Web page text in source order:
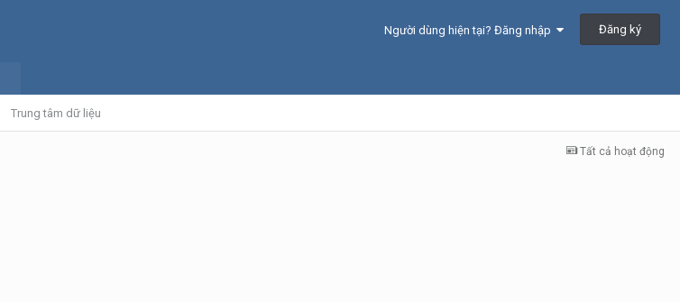
Người dùng hiện tại? Đăng nhập Đăng ký
Trung tâm dữ liệu
Tất cả hoạt động